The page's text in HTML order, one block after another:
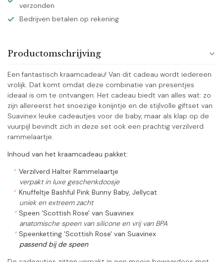
verzonden
Bedrijven betalen op rekening
Productomschrijving
Een fantastisch kraamcadeau! Van dit cadeau wordt iedereen
vrolijk. Dat komt omdat deze combinatie van presentjes
ideaal is om te ontvangen. Het cadeau biedt van alles wat: zo
zijn allereerst het snoezige konijntje en de stijlvolle giftset van
Suavinex leuke cadeautjes voor de baby, maar als klap op de
vuurpijl bevindt zich in deze set ook een prachtig verzilverd
rammelaartje.
Inhoud van het kraamcadeau pakket:
* Verzilverd Halter Rammelaartje
verpakt in luxe geschenkdoosje
* Knuffeltje Bashful Pink Bunny Baby, Jellycat
uniek en extreem zacht
*Speen 'Scottish Rose' van Suavinex
anatomische speen van silicone en vrij van BPA
*Speenketting 'Scottish Rose' van Suavinex
passend bij de speen